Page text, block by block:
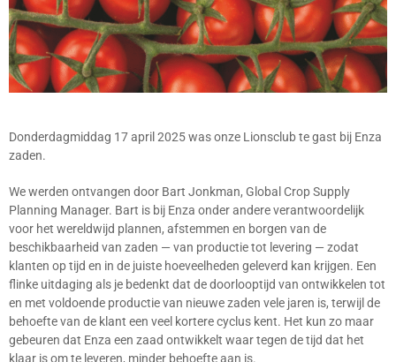
Donderdagmiddag 17 april 2025 was onze Lionsclub te gast bij Enza
zaden.
We werden ontvangen door Bart Jonkman, Global Crop Supply
Planning Manager. Bart is bij Enza onder andere verantwoordelijk
voor het wereldwijd plannen, afstemmen en borgen van de
beschikbaarheid van zaden — van productie tot levering — zodat
klanten op tijd en in de juiste hoeveelheden geleverd kan krijgen. Een
flinke uitdaging als je bedenkt dat de doorlooptijd van ontwikkelen tot
en met voldoende productie van nieuwe zaden vele jaren is, terwijl de
behoefte van de klant een veel kortere cyclus kent. Het kun zo maar
gebeuren dat Enza een zaad ontwikkelt waar tegen de tijd dat het
klaar is om te leveren, minder behoefte aan is.